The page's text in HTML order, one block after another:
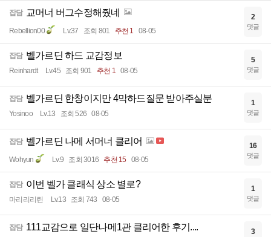
잡담 교머너 버그수정해줬네
Rebellion00 Lv.37 조회 801 추천 1 08-05
2
댓글
잡담 벨가르딘 하드 교감정보
Reinhardt Lv.45 조회 901 추천 1 08-05
5
댓글
잡담 벨가르딘 한창이지만 4막하드질문 받아주실분
Yosinoo Lv.13 조회 526 08-05
1
댓글
잡담 벨가르딘 나메 서머너 클리어
Wohyun Lv.9 조회 3016 추천 15 08-05
16
댓글
잡담 이번 벨가 클래식 상소 별로?
마리리리린 Lv.13 조회 743 08-05
1
댓글
잡담 111교감으로 일단나메1관 클리어한 후기.... 3